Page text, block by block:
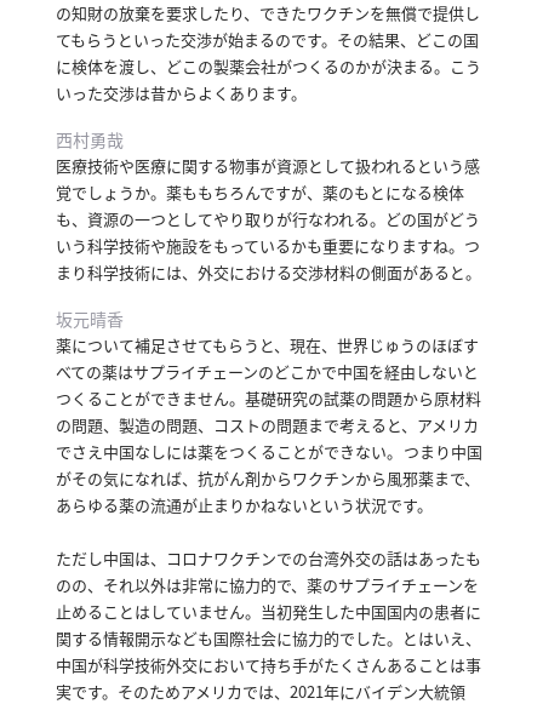
の知財の放棄を要求したり、できたワクチンを無償で提供し
てもらうといった交渉が始まるのです。 その結果、どこの国
に検体を渡し、どこの製薬会社がつくるのかが決まる。 こう
いった交渉は昔からよくあります。
西村勇哉
医療技術や医療に関する物事が資源として扱われるという感
覚でしょうか。 薬ももちろんですが、薬のもとになる検体
も、資源の一つとしてやり取りが行なわれる。 どの国がどう
いう科学技術や施設をもっているかも重要になりますね。 つ
まり科学技術には、外交における交渉材料の側面があると。
坂元晴香
薬について補足させてもらうと、現在、世界じゅうのほぼす
べての薬はサプライチェーンのどこかで中国を経由しないと
つくることができません。 基礎研究の試薬の問題から原材料
の問題、製造の問題、コストの問題まで考えると、アメリカ
でさえ中国なしには薬をつくることができない。 つまり中国
がその気になれば、抗がん剤からワクチンから風邪薬まで、
あらゆる薬の流通が止まりかねないという状況です。
ただし中国は、コロナワクチンでの台湾外交の話はあったも
のの、それ以外は非常に協力的で、薬のサプライチェーンを
止めることはしていません。 当初発生した中国国内の患者に
関する情報開示なども国際社会に協力的でした。 とはいえ、
中国が科学技術外交において持ち手がたくさんあることは事
実です。 そのためアメリカでは、2021年にバイデン大統領